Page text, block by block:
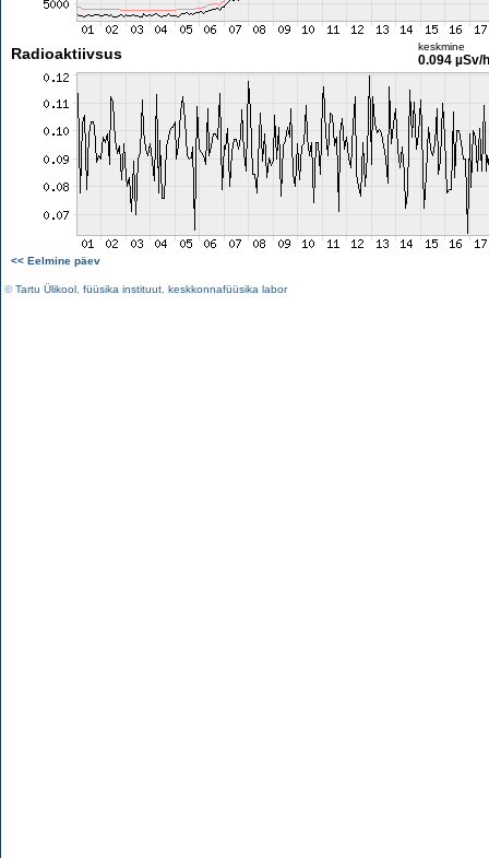
Radioaktiivsus keskmine
0.094 µSv/h
<< Eelmine päev
©Tartu Ülikool füüsika instituut keskkonnafüüsika labor